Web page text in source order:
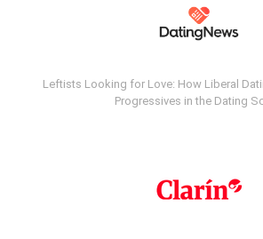
Leftists Looking for Love: How Liberal
Progressives in the Dating